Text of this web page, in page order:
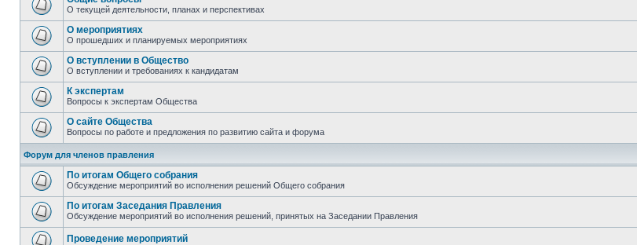
О текущей деятельности, планах и перспективах
О мероприятиях
О прошедших и планируемых мероприятиях
О вступлении в Общество
О вступлении и требованиях к кандидатам
К экспертам
Вопросы к экспертам Общества
О сайте Общества
Вопросы по работе и предложения по развитию сайта и форума
Форум для членов правления
По итогам Общего собрания
Обсуждение мероприятий во исполнения решений Общего собрания
По итогам Заседания Правления
Обсуждение мероприятий во исполнения решений, принятых на Заседании Правления
Проведение мероприятий